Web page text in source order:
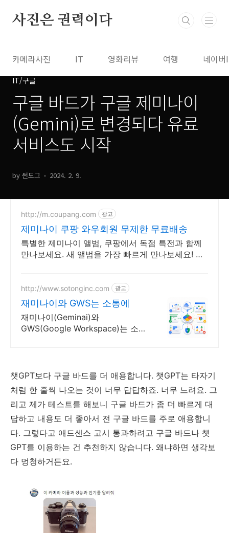
사진은 권력이다
카메라사진 IT 영화리뷰 여행 네이
IT/구글
구글 바드가 구글 제미나이
(Gemini)로 변경되다 유료
서비스도 시작
by 썬도그 2024. 2. 9.
http://m.coupang.com 광고
제미나이 쿠팡 와우회원 무제한 무료배송
특별한 제미나이 앨범, 쿠팡에서 독점 특전과 함께
만나보세요. 새 앨범을 가장 빠르게 만나보세요! 쿠
http://www.sotonginc.com 광고
재미나이와 GWS는 소통에
재미나이(Geminai)와
GWS(Google Workspace)는 소통
챗GPT보다 구글 바드를 더 애용합니다. 챗GPT는 타자기
처럼 한 줄씩 나오는 것이 너무 답답하죠. 너무 느려요. 그
리고 제가 테스트를 해보니 구글 바드가 좀 더 빠르게 대
답하고 내용도 더 좋아서 전 구글 바드를 주로 애용합니
다. 그렇다고 애드센스 고시 통과하려고 구글 바드나 챗
GPT를 이용하는 건 추천하지 않습니다. 왜냐하면 생각보
다 멍청하거든요.